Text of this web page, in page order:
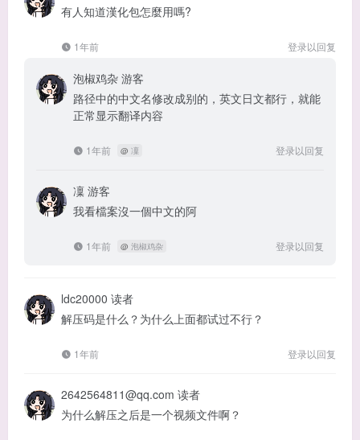
有人知道漢化包怎麼用嗎?
1年前 登录以回复
泡椒鸡杂 游客
路径中的中文名修改成别的，英文日文都行，就能
正常显示翻译内容
1年前 @ 凜 登录以回复
凜 游客
我看檔案沒一個中文的阿
1年前 @ 泡椒鸡杂 登录以回复
ldc20000 读者
解压码是什么？为什么上面都试过不行？
1年前 登录以回复
2642564811@qq.com 读者
为什么解压之后是一个视频文件啊？